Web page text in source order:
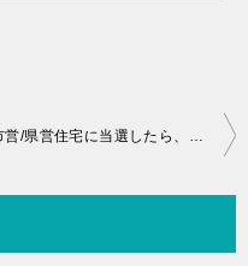
市営/県営住宅に当選したら、網戸がついていない！？神戸市近郊で新規取り付け相談